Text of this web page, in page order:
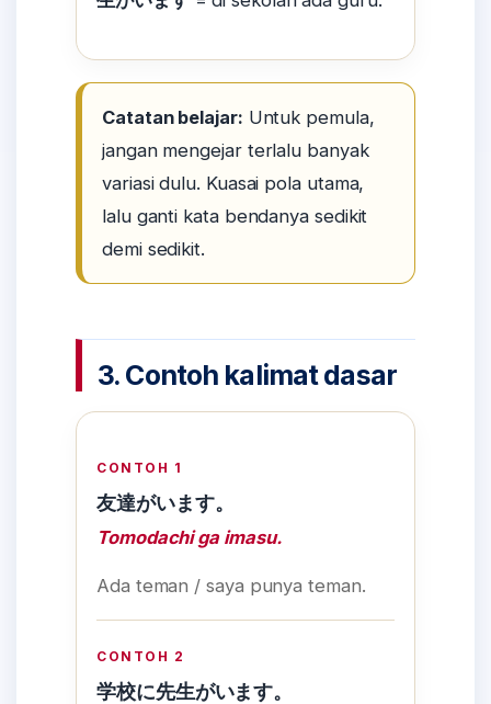
Catatan belajar: Untuk pemula,
jangan mengejar terlalu banyak
variasi dulu. Kuasai pola utama,
lalu ganti kata bendanya sedikit
demi sedikit.
3. Contoh kalimat dasar
CONTOH 1
友達がいます。
Tomodachi ga imasu.
Ada teman / saya punya teman.
CONTOH 2
学校に先生がいます。